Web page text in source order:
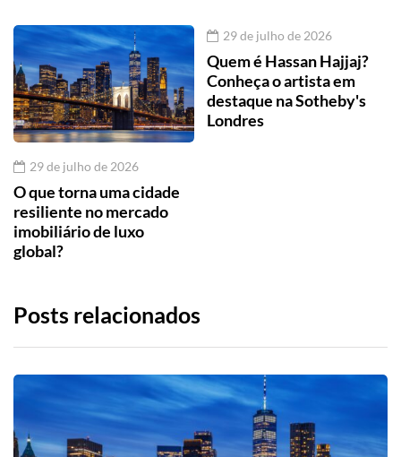
29 de julho de 2026
O que torna uma cidade
resiliente no mercado
imobiliário de luxo
global?
29 de julho de 2026
Quem é Hassan Hajjaj?
Conheça o artista em
destaque na Sotheby's
Londres
Posts relacionados